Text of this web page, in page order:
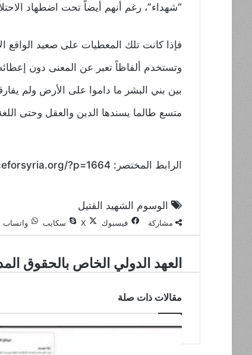
“شهداء”، رغم أنهم أيضاً تحت اضطهاد
فإذا كانت تلك المعطيات على صعيد الواقع
وتستخدم ألفاظاً تعبر عن المعنى دون
بين بني البشر ما داموا على الأرض ولم
متسع طالما يسندها الدين والعقل وحتى
الرابط المختصر: https://toleranceforsyria.org/?p=1664
الوسوم الشهيد القتيل
مشاركة فيسبوك ‫X سكايب واتساب
العهد
الدولي
بالحقوق
العهد الدولي الخاص بالحقوق
مقالات ذات صلة